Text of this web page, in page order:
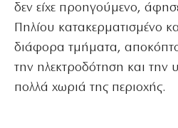
δεν είχε προηγούμενο,
Πηλίου κατακερματισμένο
διάφορα τμήματα,
την ηλεκτροδότηση και
πολλά χωριά της περιοχής.